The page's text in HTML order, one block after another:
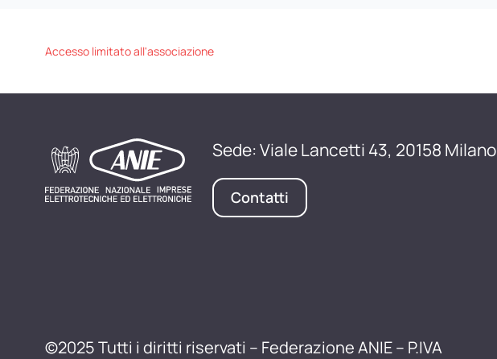
Accesso limitato all'associazione
Sede: Viale Lancetti 43, 20158 Milano
Contatti
©2025 Tutti i diritti riservati – Federazione ANIE – P.IVA